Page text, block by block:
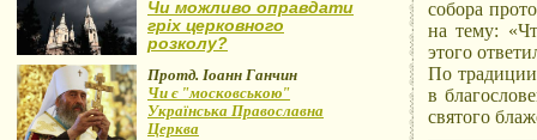
Чи можливо оправдати
гріх церковного
розколу?
Протд. Іоанн Ганчин
Чи є "московською"
Українська Православна
Церква
собора
на тему:
этого
По
в
святого